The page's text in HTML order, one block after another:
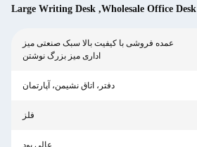
Wholesale Office Desk
,
Large Writing Desk
عمده فروشی با کیفیت بالا سبک صنعتی میز
اداری میز بزرگ نوشتن
دفتر، اتاق نشیمن، آپارتمان
فلز
عالی بود